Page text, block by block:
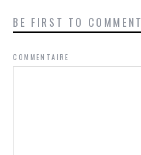
BE FIRST TO COMMENT
COMMENTAIRE